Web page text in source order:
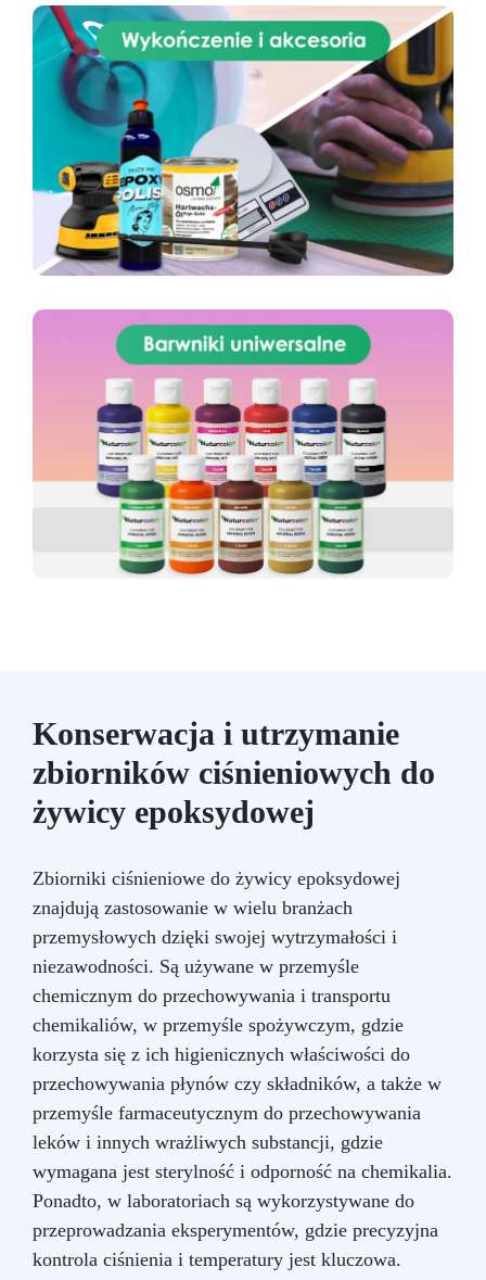
Konserwacja i utrzymanie
zbiorników ciśnieniowych do
żywicy epoksydowej
Zbiorniki ciśnieniowe do żywicy epoksydowej
znajdują zastosowanie w wielu branżach
przemysłowych dzięki swojej wytrzymałości i
niezawodności. Są używane w przemyśle
chemicznym do przechowywania i transportu
chemikaliów, w przemyśle spożywczym, gdzie
korzysta się z ich higienicznych właściwości do
przechowywania płynów czy składników, a także w
przemyśle farmaceutycznym do przechowywania
leków i innych wrażliwych substancji, gdzie
wymagana jest sterylność i odporność na chemikalia.
Ponadto, w laboratoriach są wykorzystywane do
przeprowadzania eksperymentów, gdzie precyzyjna
kontrola ciśnienia i temperatury jest kluczowa.